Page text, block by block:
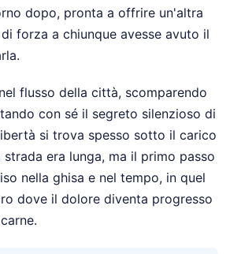
dopo, pronta a offrire un'altra
forza a chiunque avesse avuto il
flusso della città, scomparendo
con sé il segreto silenzioso di
si trova spesso sotto il carico
era lunga, ma il primo passo
nella ghisa e nel tempo, in quel
dove il dolore diventa progresso